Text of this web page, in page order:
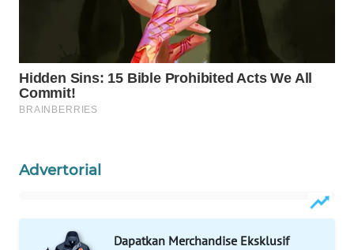
Advertorial
Dapatkan Merchandise Eksklusif
FORWAMKI
FORJASIDA
TAMBANG
NEWS